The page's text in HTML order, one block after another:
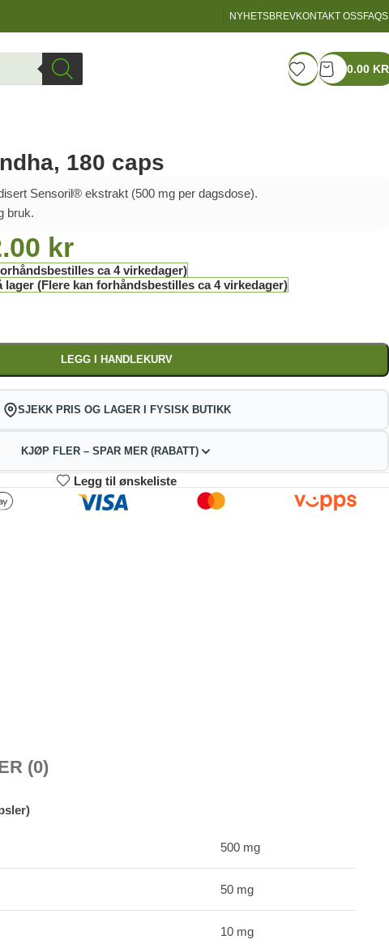
NYHETSBREVKONTAKT OSSFAQS
0.00 KR
180 caps
Sensoril® ekstrakt (500 mg per dagsdose).
bruk.
kr
ca 4 virkedager)
lager (Flere kan forhåndsbestilles ca 4 virkedager)
LEGG I HANDLEKURV
SJEKK PRIS OG LAGER I FYSISK BUTIKK
KJØP FLER – SPAR MER (RABATT)
3-4 5-9
kr
10+
256.62 kr
Legg til ønskeliste
(0)
500 mg
50 mg
10 mg